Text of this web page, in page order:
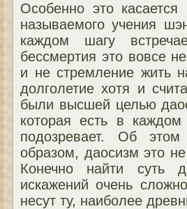
Особенно это
называемого учения
каждом шагу
бессмертия это вовсе
и не стремление жить
долголетие хотя и
были высшей целью
которая есть в
подозревает. Об
образом, даосизм это
Конечно найти суть
искажений очень
несут ту, наиболее